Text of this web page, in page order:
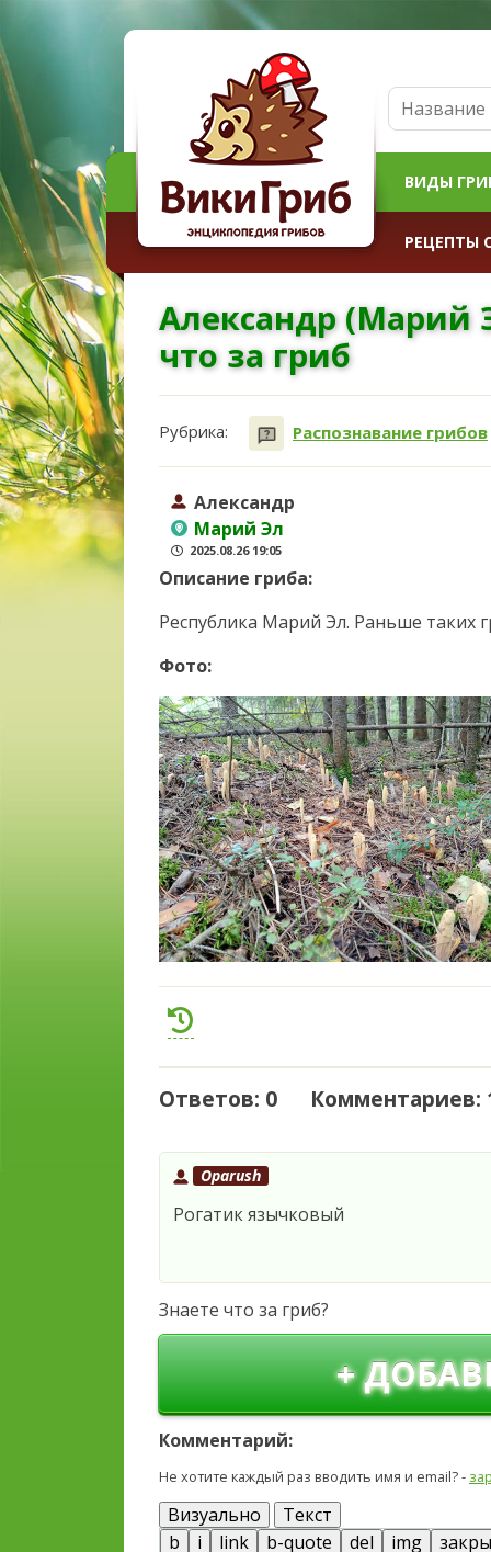
ВИДЫ
РЕЦЕПТЫ
Александр (Марий
что за гриб
Рубрика: Распознавание грибов
Александр
Марий Эл
2025.08.26 19:05
Описание гриба:
Республика Марий Эл. Раньше таких
Фото:
Ответов: 0 Комментариев:
Oparush
Рогатик язычковый
Знаете что за гриб?
+
Комментарий:
Не хотите каждый раз вводить имя и email? -
Визуально Текст